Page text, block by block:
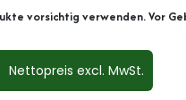
vorsichtig verwenden. Vor
Nettopreis ex​cl. MwSt.